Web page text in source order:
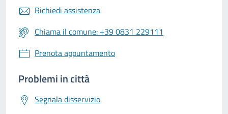
Richiedi assistenza
Chiama il comune: +39 0831 229111
Prenota appuntamento
Problemi in città
Segnala disservizio